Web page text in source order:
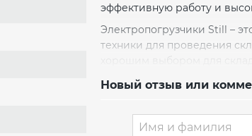
эффективную работу и
Электропогрузчики Still –
техники для проведения
производительная,
техники в узких проходах
погрузчики RX 20 Li-Ion
Новый отзыв или